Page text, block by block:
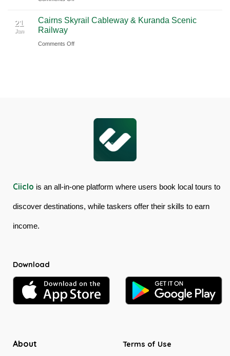
Tour
Australia
Daintree
&
21
Jan
Cairns Skyrail Cableway & Kuranda Scenic
Railway
Comments Offon
Ciiclo is an all-in-one platform where users book local tours to
discover destinations, while taskers offer their skills to earn
income.
Download
About Terms of Use